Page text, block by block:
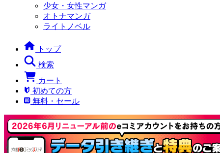
少女・女性マンガ
オトナマンガ
ライトノベル
トップ
検索
カート
初めての方
無料・セール